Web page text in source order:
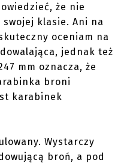
że nie
swojej klasie. Ani na
oceniam na
jednak też
mm oznacza, że
broni
karabinek
Wystarczy
broń, a pod